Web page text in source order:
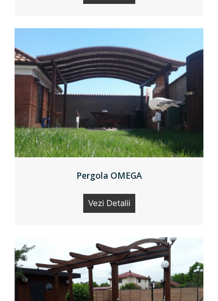
Pergola OMEGA
Vezi Detalii